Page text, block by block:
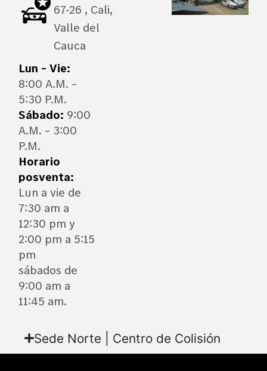
67-26 , Cali,
Valle del
Cauca
Lun – Vie:
8:00 A.M. –
5:30 P.M.
Sábado: 9:00
A.M. – 3:00
P.M.
Horario
posventa:
Lun a vie de
7:30 am a
12:30 pm y
2:00 pm a 5:15
pm
sábados de
9:00 am a
11:45 am.
Sede Norte | Centro de Colisión